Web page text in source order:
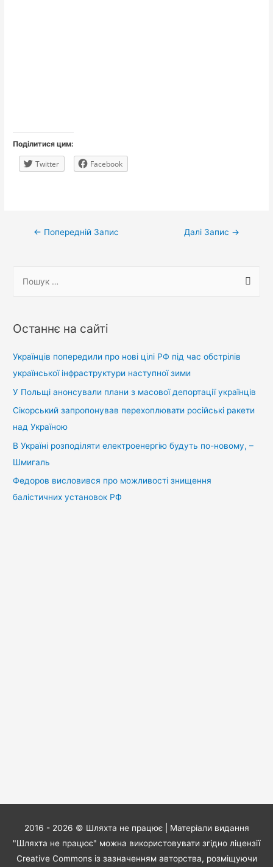
Поділитися цим:
Twitter Facebook
Навігація
← Попередній Запис Далі Запис →
у
:
Останнє на сайті
Українців попередили про нові цілі РФ під час обстрілів
української інфраструктури наступної зими
У Польщі анонсували плани з масової депортації українців
Сікорський запропонував перехоплювати російські ракети
над Україною
В Україні розподіляти електроенергію будуть по-новому, –
Шмигаль
Федоров висловився про можливості знищення
балістичних установок РФ
2016 - 2026 © Шляхта не працює| Матеріали видання
"Шляхта не працює" можна використовувати згідно ліцензії
Creative Commons із зазначенням авторства, розміщуючи